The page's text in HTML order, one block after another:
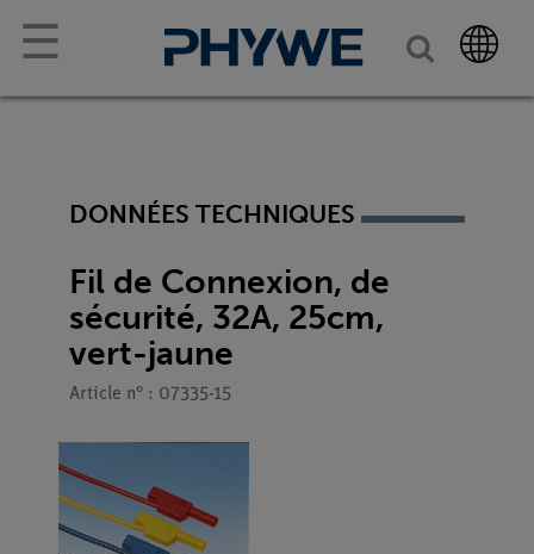
☰
DONNÉES TECHNIQUES
Fil de Connexion, de
sécurité, 32A, 25cm,
vert-jaune
Article n° : 07335-15